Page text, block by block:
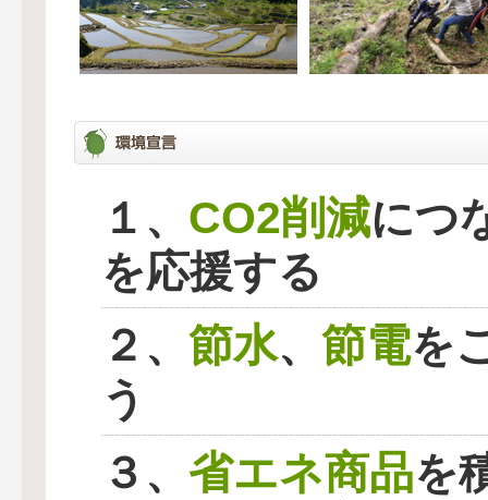
１、 CO2削減につ
を応援する
２、 節水、 節電を
う
３、 省エネ商品を